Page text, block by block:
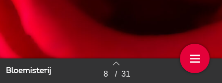
Back to index 8 / 31